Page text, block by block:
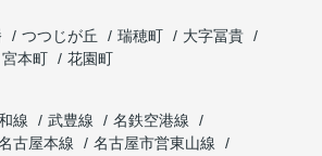
つつじが丘 瑞穂町
大字冨貴
宮本町
花園町
線 武豊線
名鉄空港線
古屋本線
名古屋市営東山線